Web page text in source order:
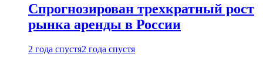
Спрогнозирован трехкратный рост
рынка аренды в России
2 года спустя2 года спустя